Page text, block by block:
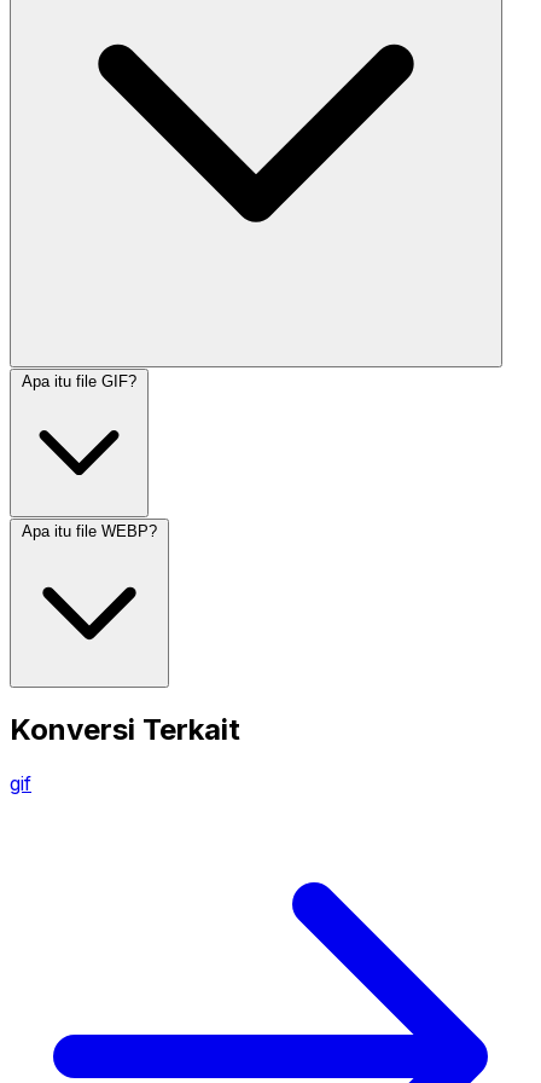
Apa itu file GIF?
Apa itu file WEBP?
Konversi Terkait
gif